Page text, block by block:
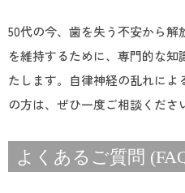
50代の今、歯を失う不安から解
を維持するために、専門的な
たします。自律神経の乱れに
の方は、ぜひ一度ご相談くださ
よくあるご質問